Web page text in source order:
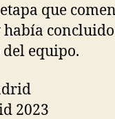
que
equipo.